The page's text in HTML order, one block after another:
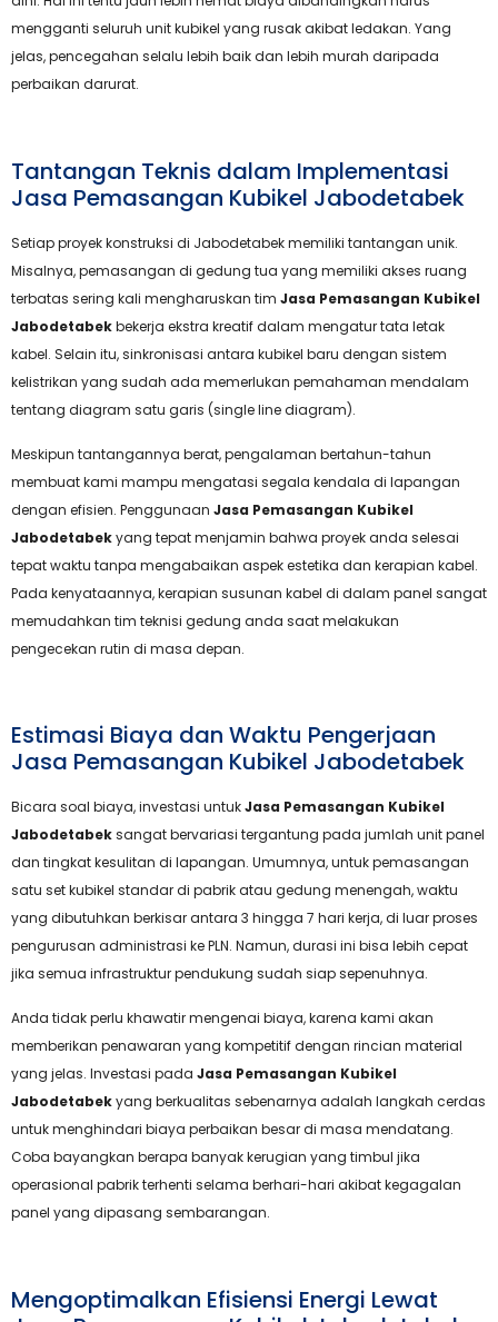
mengganti seluruh unit kubikel yang rusak akibat ledakan. Yang
jelas, pencegahan selalu lebih baik dan lebih murah daripada
perbaikan darurat.
Tantangan Teknis dalam Implementasi
Jasa Pemasangan Kubikel Jabodetabek
Setiap proyek konstruksi di Jabodetabek memiliki tantangan unik.
Misalnya, pemasangan di gedung tua yang memiliki akses ruang
terbatas sering kali mengharuskan tim Jasa Pemasangan Kubikel
Jabodetabekbekerja ekstra kreatif dalam mengatur tata letak
kabel. Selain itu, sinkronisasi antara kubikel baru dengan sistem
kelistrikan yang sudah ada memerlukan pemahaman mendalam
tentang diagram satu garis (single line diagram).
Meskipun tantangannya berat, pengalaman bertahun-tahun
membuat kami mampu mengatasi segala kendala di lapangan
dengan efisien. Penggunaan Jasa Pemasangan Kubikel
Jabodetabekyang tepat menjamin bahwa proyek anda selesai
tepat waktu tanpa mengabaikan aspek estetika dan kerapian kabel.
Pada kenyataannya, kerapian susunan kabel di dalam panel sangat
memudahkan tim teknisi gedung anda saat melakukan
pengecekan rutin di masa depan.
Estimasi Biaya dan Waktu Pengerjaan
Jasa Pemasangan Kubikel Jabodetabek
Bicara soal biaya, investasi untukJasa Pemasangan Kubikel
Jabodetabeksangat bervariasi tergantung pada jumlah unit panel
dan tingkat kesulitan di lapangan. Umumnya, untuk pemasangan
satu set kubikel standar di pabrik atau gedung menengah, waktu
yang dibutuhkan berkisar antara 3 hingga 7 hari kerja, di luar proses
pengurusan administrasi ke PLN. Namun, durasi ini bisa lebih cepat
jika semua infrastruktur pendukung sudah siap sepenuhnya.
Anda tidak perlu khawatir mengenai biaya, karena kami akan
memberikan penawaran yang kompetitif dengan rincian material
yang jelas. Investasi pada Jasa Pemasangan Kubikel
Jabodetabekyang berkualitas sebenarnya adalah langkah cerdas
untuk menghindari biaya perbaikan besar di masa mendatang.
Coba bayangkan berapa banyak kerugian yang timbul jika
operasional pabrik terhenti selama berhari-hari akibat kegagalan
panel yang dipasang sembarangan.
Mengoptimalkan Efisiensi Energi Lewat